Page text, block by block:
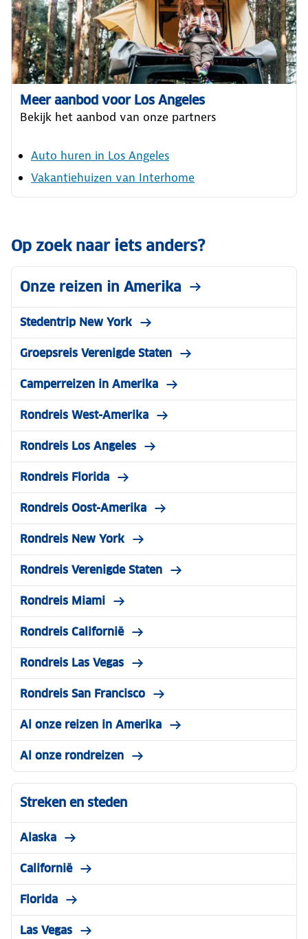
Meer aanbod voor Los Angeles
Bekijk het aanbod van onze partners
Auto huren in Los Angeles
Vakantiehuizen van Interhome
Op zoek naar iets anders?
Onze reizen in Amerika
Stedentrip New York
Groepsreis Verenigde Staten
Camperreizen in Amerika
Rondreis West-Amerika
Rondreis Los Angeles
Rondreis Florida
Rondreis Oost-Amerika
Rondreis New York
Rondreis Verenigde Staten
Rondreis Miami
Rondreis Californië
Rondreis Las Vegas
Rondreis San Francisco
Al onze reizen in Amerika
Al onze rondreizen
Streken en steden
Alaska
Californië
Florida
Las Vegas